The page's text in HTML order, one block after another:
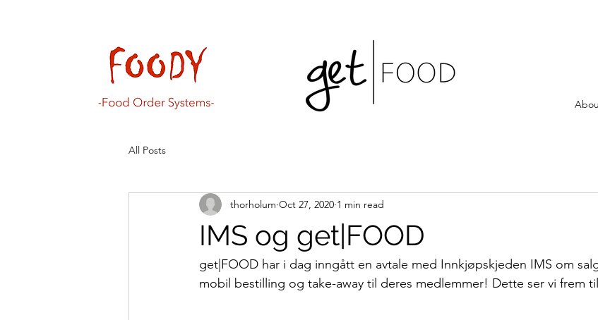
All Posts
IMS og get|FOOD
thorholum Oct 27, 2020 1 min read
get|FOOD har i dag inngått en avtale med Innkjøpskjeden IMS om
mobil bestilling og take-away til deres medlemmer! Dette ser vi frem